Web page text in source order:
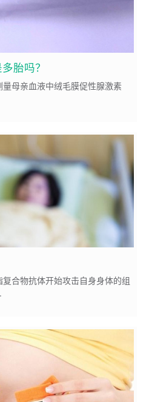
胎吗？
母亲血液中绒毛膜促性腺激素
合物抗体开始攻击自身身体的组